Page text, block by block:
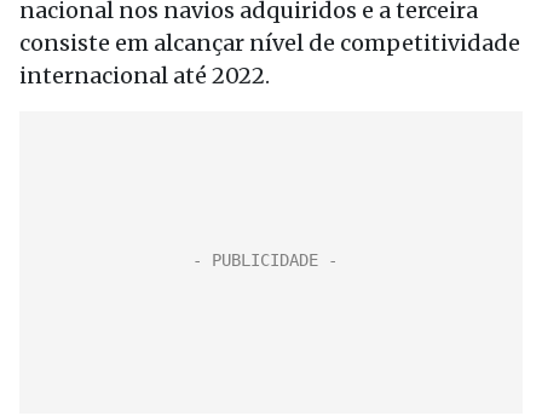
nacional nos navios adquiridos e a terceira
consiste em alcançar nível de competitividade
internacional até 2022.